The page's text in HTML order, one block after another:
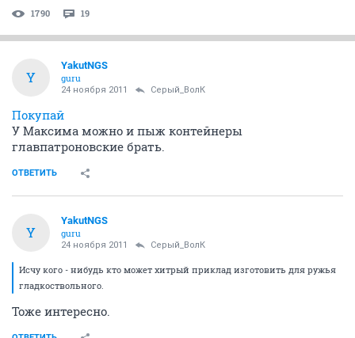
1790 19
Y
YakutNGS
guru
24 ноября 2011 Серый_ВолК
Покупай
У Максима можно и пыж контейнеры
главпатроновские брать.
ОТВЕТИТЬ
Y
YakutNGS
guru
24 ноября 2011 Серый_ВолК
Исчу кого - нибудь кто может хитрый приклад изготовить для ружья
гладкоствольного.
Тоже интересно.